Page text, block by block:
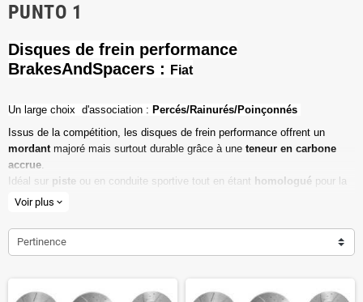
PUNTO 1
Disques de frein performance
BrakesAndSpacers :
Fiat
Un l arge choix d'association : Percés/Rainurés/Poinçonnés
Issus de la compétition, les disques de frein performance offrent un
mordant majoré mais surtout durable grâce à une teneur en carbone
accrue.
Idéal sur piste ou en conduite sportive tout en étant homologué pour la
route ouverte.
Voir plus expand_more
Pertinence